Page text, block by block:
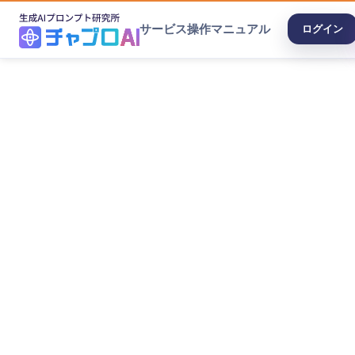
サービス操作マニュアル ログイン